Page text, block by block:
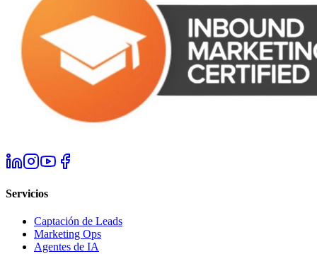
Servicios
Captación de Leads
Marketing Ops
Agentes de IA